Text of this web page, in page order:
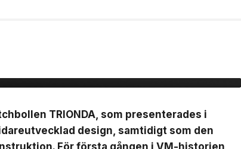
TRIONDA, som presenterades i
design, samtidigt som den
För första gången i VM-historien